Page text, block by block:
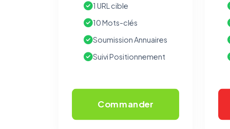
1 URL cible
10 Mots-clés
Soumission Annuaires
Suivi Positionnement
Commander